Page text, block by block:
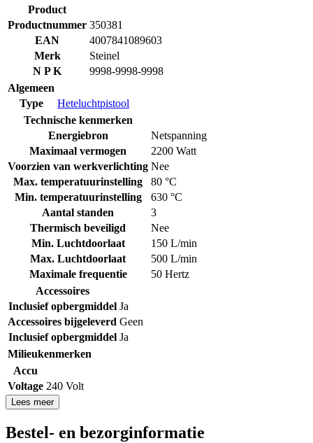
Product
Productnummer 350381
EAN
4007841089603
Merk
Steinel
N P K
9998-9998-9998
Algemeen
Type
Heteluchtpistool
Technische kenmerken
Energiebron
Netspanning
Maximaal vermogen
2200 Watt
Voorzien van werkverlichting Nee
Max. temperatuurinstelling
80 °C
Min. temperatuurinstelling
630 °C
Aantal standen
3
Thermisch beveiligd
Nee
Min. Luchtdoorlaat
150 L/min
Max. Luchtdoorlaat
500 L/min
Maximale frequentie
50 Hertz
Accessoires
Inclusief opbergmiddel Ja
Accessoires bijgeleverd Geen
Inclusief opbergmiddel Ja
Milieukenmerken
Accu
Voltage 240 Volt
Lees meer
Bestel- en bezorginformatie